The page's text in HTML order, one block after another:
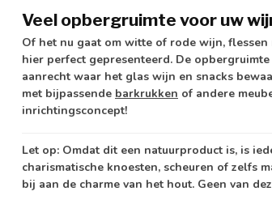
Veel opbergruimte voor uw
Of het nu gaat om witte of rode wijn,
hier perfect gepresenteerd. De
aanrecht waar het glas wijn en snacks
met bijpassende barkrukken of andere
inrichtingsconcept!
Let op: Omdat dit een natuurproduct is, is
charismatische knoesten, scheuren of zelfs
bij aan de charme van het hout. Geen van